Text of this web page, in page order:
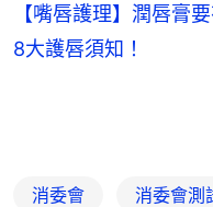
【嘴唇護理】潤唇膏
8大護唇須知！
消委會 消委會測